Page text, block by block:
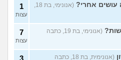
עושים אחרי?
(אנונימי, בת 18,
1
עצות
(אנונימי, בת 19, כתבה
7
עצות
(אנונימית, בת 18, כתבה
3